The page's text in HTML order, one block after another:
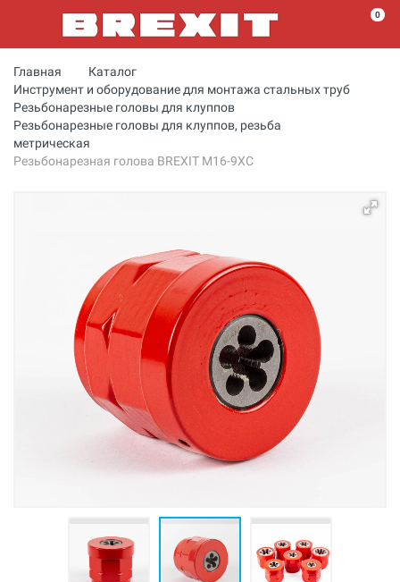
0
Главная
Каталог
Инструмент и оборудование для монтажа стальных труб
Резьбонарезные головы для клуппов
Резьбонарезные головы для клуппов, резьба
метрическая
Резьбонарезная голова BREXIT М16-9XC